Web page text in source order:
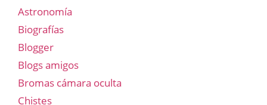
Astronomía
Biografías
Blogger
Blogs amigos
Bromas cámara oculta
Chistes